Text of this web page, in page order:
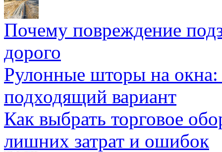
Почему повреждение
дорого
Рулонные шторы на
подходящий вариант
Как выбрать торговое
лишних затрат и ошибок